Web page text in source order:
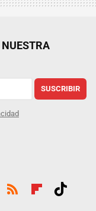
SUSCRIBIR